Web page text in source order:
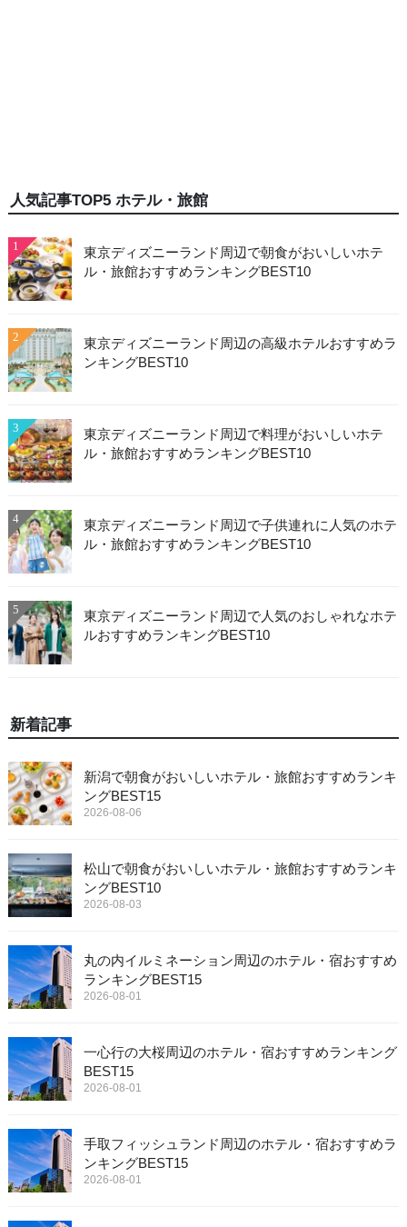
人気記事TOP5 ホテル・旅館
1
東京ディズニーランド周辺で朝食がおいしいホテ
ル・旅館おすすめランキングBEST10
2
東京ディズニーランド周辺の高級ホテルおすすめラ
ンキングBEST10
3
東京ディズニーランド周辺で料理がおいしいホテ
ル・旅館おすすめランキングBEST10
4
東京ディズニーランド周辺で子供連れに人気のホテ
ル・旅館おすすめランキングBEST10
5
東京ディズニーランド周辺で人気のおしゃれなホテ
ルおすすめランキングBEST10
新着記事
新潟で朝食がおいしいホテル・旅館おすすめランキ
ングBEST15
2026-08-06
松山で朝食がおいしいホテル・旅館おすすめランキ
ングBEST10
2026-08-03
丸の内イルミネーション周辺のホテル・宿おすすめ
ランキングBEST15
2026-08-01
一心行の大桜周辺のホテル・宿おすすめランキング
BEST15
2026-08-01
手取フィッシュランド周辺のホテル・宿おすすめラ
ンキングBEST15
2026-08-01